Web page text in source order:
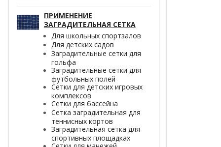
ПРИМЕНЕНИЕ
ЗАГРАДИТЕЛЬНАЯ СЕТКА
Для школьных спортзалов
Для детских садов
Заградительные сетки для
гольфа
Заградительные сетки для
футбольных полей
Сетки для детских игровых
комплексов
Сетки для бассейна
Сетка заградительная для
теннисных кортов
Заградительная сетка для
спортивных площадках